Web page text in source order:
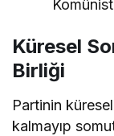
Küresel
Birliği
Partinin
kalmayıp